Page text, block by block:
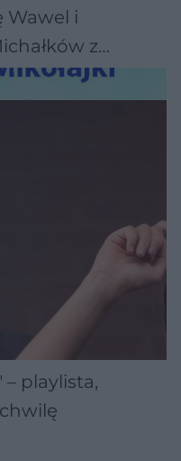
Wawel i
z
– playlista,